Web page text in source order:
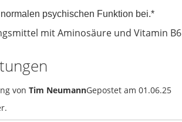
psychischen Funktion bei.*
mit Aminosäure und Vitamin B6
von Tim NeumannGepostet am 01.06.25